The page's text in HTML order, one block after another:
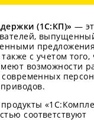
(1С:КП)» —
с учетом того,
возможности
современных
соответствуют